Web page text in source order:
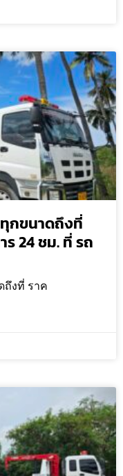
กขนาดถึงที่
ร 24 ชม. ที่ รถ
ถึงที่ ราค